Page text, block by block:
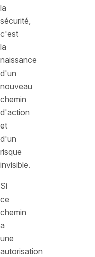
la
sécurité,
c'est
la
naissance
d'un
nouveau
chemin
d'action
et
d'un
risque
invisible.
Si
ce
chemin
a
une
autorisation